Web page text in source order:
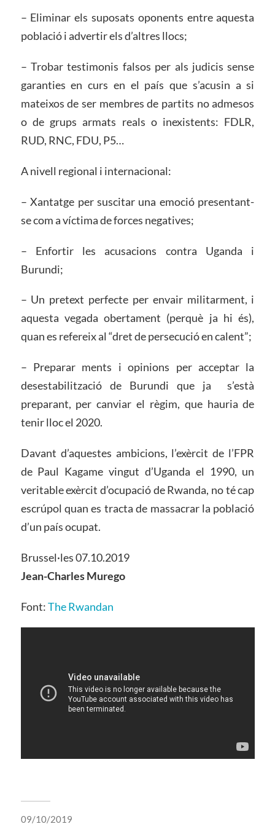
– Eliminar els suposats oponents entre aquesta
població i advertir els d’altres llocs;
– Trobar testimonis falsos per als judicis sense
garanties en curs en el país que s’acusin a si
mateixos de ser membres de partits no admesos
o de grups armats reals o inexistents: FDLR,
RUD, RNC, FDU, P5…
A nivell regional i internacional:
– Xantatge per suscitar una emoció presentant-
se com a víctima de forces negatives;
– Enfortir les acusacions contra Uganda i
Burundi;
– Un pretext perfecte per envair militarment, i
aquesta vegada obertament (perquè ja hi és),
quan es refereix al “dret de persecució en calent”;
– Preparar ments i opinions per acceptar la
desestabilització de Burundi que ja
s’està
preparant, per canviar el règim, que hauria de
tenir lloc el 2020.
Davant d’aquestes ambicions, l’exèrcit de l’FPR
de Paul Kagame vingut d’Uganda el 1990, un
veritable exèrcit d’ocupació de Rwanda, no té cap
escrúpol quan es tracta de massacrar la població
d’un país ocupat.
Brussel·les 07.10.2019
Jean-Charles Murego
Font:The Rwandan
09/10/2019